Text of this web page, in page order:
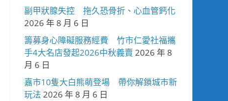
副甲狀腺失控 拖久恐骨折、心血管鈣化
2026 年 8 月 6 日
籌募身心障礙服務經費 竹市仁愛社福攜
手4大名店發起2026中秋義賣 2026 年 8
月 6 日
嘉市10隻大白熊萌登場 帶你解鎖城市新
玩法 2026 年 8 月 6 日